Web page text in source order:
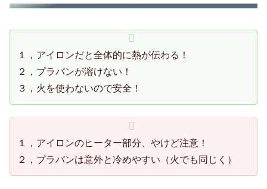
１，アイロンだと全体的に熱が伝わる！
２，プラバンが溶けない！
３，火を使わないので安全！
１，アイロンのヒーター部分、やけど注意！
２，プラバンは意外と冷めやすい（火でも同じく）